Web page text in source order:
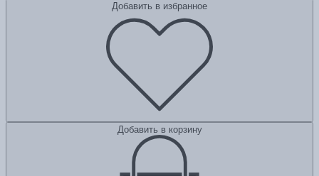
Добавить в избранное
Добавить в корзину